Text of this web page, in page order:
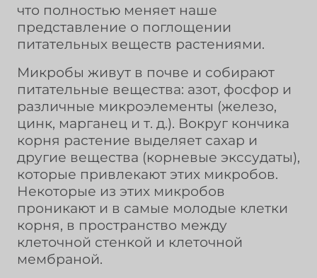
что полностью меняет наше
представление о поглощении
питательных веществ растениями.
Микробы живут в почве и собирают
питательные вещества: азот, фосфор и
различные микроэлементы (железо,
цинк, марганец и т. д.). Вокруг кончика
корня растение выделяет сахар и
другие вещества (корневые экссудаты),
которые привлекают этих микробов.
Некоторые из этих микробов
проникают и в самые молодые клетки
корня, в пространство между
клеточной стенкой и клеточной
мембраной.